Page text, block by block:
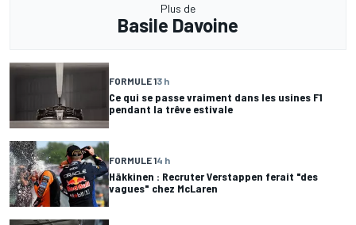
Plus de
Basile Davoine
FORMULE 13 h
Ce qui se passe vraiment dans les usines F1
pendant la trêve estivale
FORMULE 14 h
Häkkinen : Recruter Verstappen ferait "des
vagues" chez McLaren